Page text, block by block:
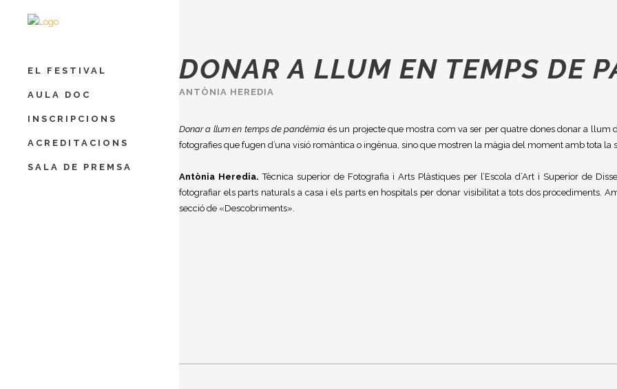
EL FESTIVAL
AULA DOC
INSCRIPCIONS
ACREDITACIONS
SALA DE PREMSA
DONAR A LLUM EN TEMPS DE
ANTÒNIA HEREDIA
Donar a llum en temps de pandèmia és un projecte que mostra com va ser per quatre dones donar a
fotografies que fugen d’una visió romàntica o ingènua, sino que mostren la màgia del moment amb tota
Antònia Heredia. Tècnica superior de Fotografia i Arts Plàstiques per l’Escola d’Art i Superior de
fotografiar els parts naturals a casa i els parts en hospitals per donar visibilitat a tots dos procediments.
secció de «Descobriments».